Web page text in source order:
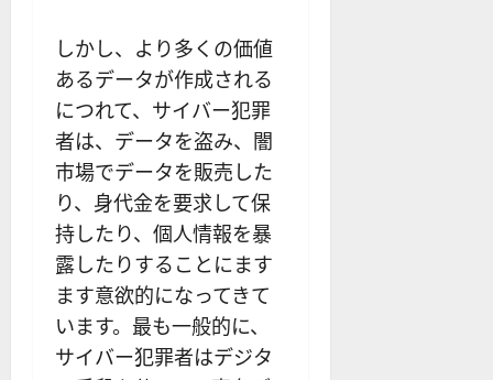
しかし、より多くの価値
あるデータが作成される
につれて、サイバー犯罪
者は、データを盗み、闇
市場でデータを販売した
り、身代金を要求して保
持したり、個人情報を暴
露したりすることにます
ます意欲的になってきて
います。最も一般的に、
サイバー犯罪者はデジタ